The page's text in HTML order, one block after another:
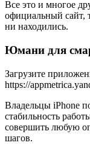
Все это и многое
официальный сайт,
ни находились.
Юмани для
Загрузите
https://
Владельцы iPhone
стабильность
совершить любую
шагов.